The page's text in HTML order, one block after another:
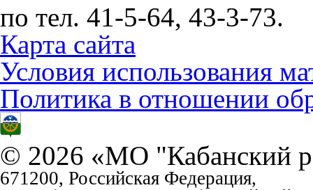
по тел. 41-5-64, 43-3-73.
Карта сайта
Условия использования
Политика в отношении
© 2026 «МО "Кабанский
671200, Российская Федерация,